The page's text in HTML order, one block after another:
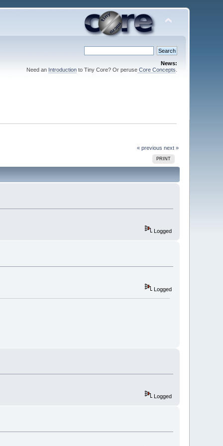
News:
Need an Introductionto Tiny Core? Or peruseCore Concepts
« previous next »
PRINT
Logged
Logged
Logged